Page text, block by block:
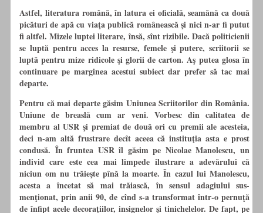
Astfel, literatura română, în latura ei oficială, seamănă ca două
picături de apă cu viaţa publică românească şi nici n-ar fi putut
fi altfel. Mizele luptei literare, însă, sînt rizibile. Dacă politicienii
se luptă pentru acces la resurse, femele şi putere, scriitorii se
luptă pentru mize ridicole şi glorii de carton. Aş putea glosa în
continuare pe marginea acestui subiect dar prefer să tac mai
departe.
Pentru că mai departe găsim Uniunea Scriitorilor din România.
Uniune de breaslă cum ar veni. Vorbesc din calitatea de
membru al USR şi premiat de două ori cu premii ale acesteia,
deci n-am altă frustrare decît aceea că instituţia asta e prost
condusă. În fruntea USR îl găsim pe Nicolae Manolescu, un
individ care este cea mai limpede ilustrare a adevărului că
niciun om nu trăieşte pînă la moarte. În cazul lui Manolescu,
acesta a încetat să mai trăiască, în sensul adagiului sus-
menţionat, prin anii 90, de cînd s-a transformat într-o pernuţă
de înfipt acele decoraţiilor, insignelor şi tinichelelor. De fapt, pe